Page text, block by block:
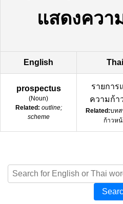
แสดงควา
English Thai
prospectus
(Noun)
Related: outline;
scheme
รายการ
ความก้า
Related:บทส
ก้าวหน้